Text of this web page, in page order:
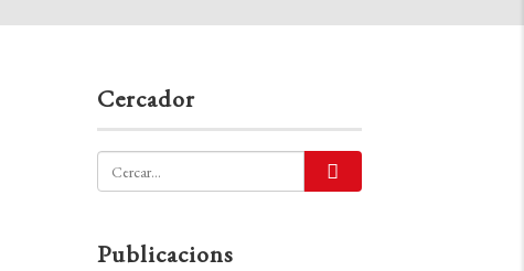
Cercador
Publicacions